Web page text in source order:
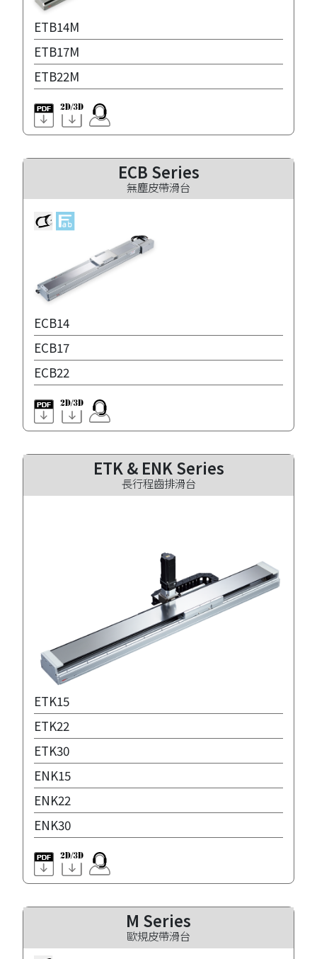
ETB14M
ETB17M
ETB22M
ECB Series
無塵皮帶滑台
ECB14
ECB17
ECB22
ETK & ENK Series
長行程齒排滑台
ETK15
ETK22
ETK30
ENK15
ENK22
ENK30
M Series
歐規皮帶滑台